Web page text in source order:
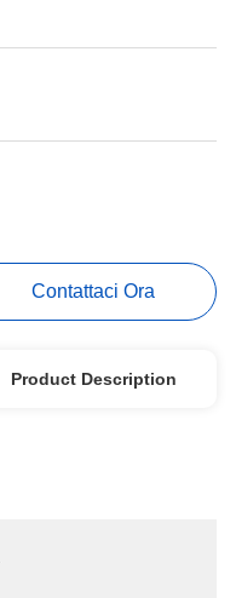
Contattaci Ora
Product Description